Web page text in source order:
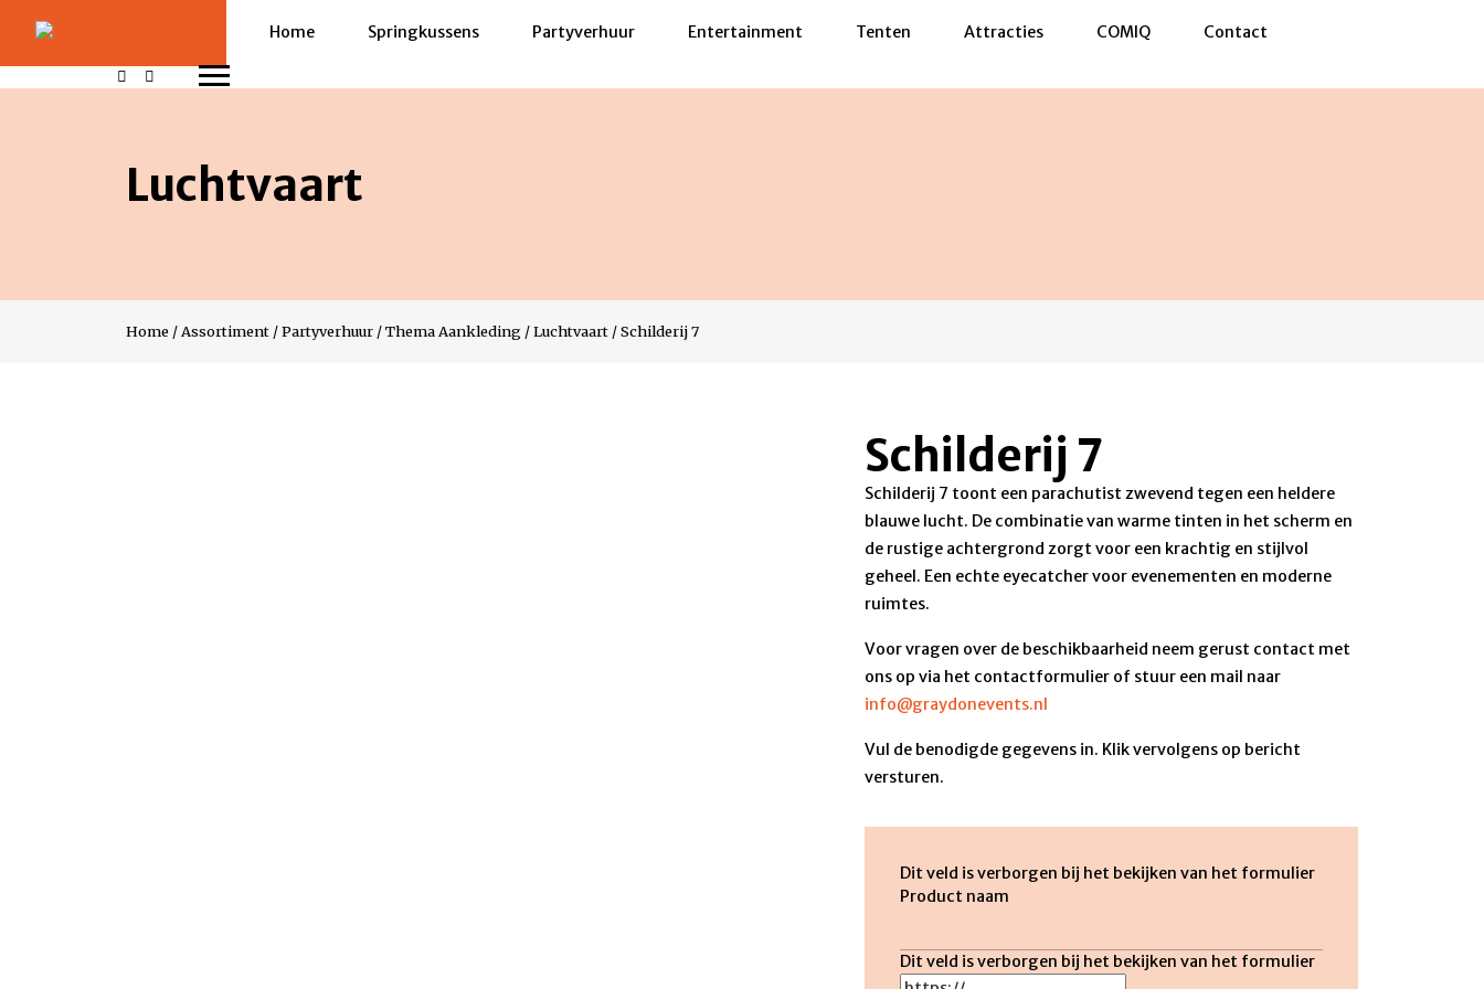
Home Springkussens Partyverhuur Entertainment Tenten Attracties COMIQ Contact
Luchtvaart
Home /Assortiment /Partyverhuur /Thema Aankleding /Luchtvaart /Schilderij 7
Schilderij 7
Schilderij 7 toont een parachutist zwevend tegen een heldere
blauwe lucht. De combinatie van warme tinten in het scherm en
de rustige achtergrond zorgt voor een krachtig en stijlvol
geheel. Een echte eyecatcher voor evenementen en moderne
ruimtes.
Voor vragen over de beschikbaarheid neem gerust contact met
ons op via het contactformulier of stuur een mail naar
info@graydonevents.nl
Vul de benodigde gegevens in. Klik vervolgens op bericht
versturen.
Dit veld is verborgen bij het bekijken van het formulier
Product naam
Dit veld is verborgen bij het bekijken van het formulier
https://